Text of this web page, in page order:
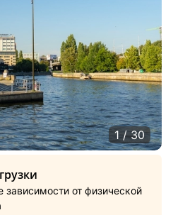
1 / 30
зависимости от физической